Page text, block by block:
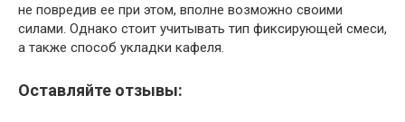
не повредив ее при этом, вполне возможно своими
силами. Однако стоит учитывать тип фиксирующей смеси,
а также способ укладки кафеля.
Оставляйте отзывы: